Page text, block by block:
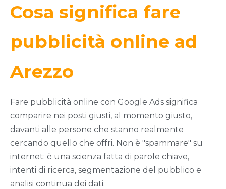
Cosa significa fare
pubblicità online ad
Arezzo
Fare pubblicità online con Google Ads significa
comparire nei posti giusti, al momento giusto,
davanti alle persone che stanno realmente
cercando quello che offri. Non è "spammare" su
internet: è una scienza fatta di parole chiave,
intenti di ricerca, segmentazione del pubblico e
analisi continua dei dati.